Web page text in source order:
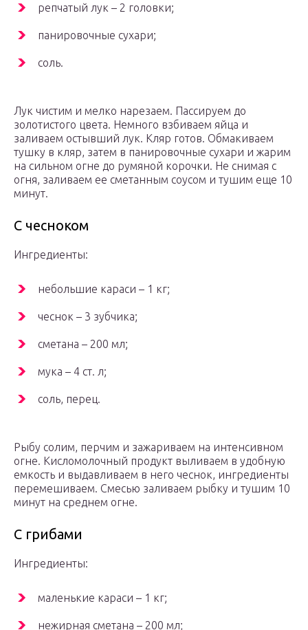
репчатый лук – 2 головки;
панировочные сухари;
соль.
Лук чистим и мелко нарезаем. Пассируем до
золотистого цвета. Немного взбиваем яйца и
заливаем остывший лук. Кляр готов. Обмакиваем
тушку в кляр, затем в панировочные сухари и жарим
на сильном огне до румяной корочки. Не снимая с
огня, заливаем ее сметанным соусом и тушим еще 10
минут.
С чесноком
Ингредиенты:
небольшие караси – 1 кг;
чеснок – 3 зубчика;
сметана – 200 мл;
мука – 4 ст. л;
соль, перец.
Рыбу солим, перчим и зажариваем на интенсивном
огне. Кисломолочный продукт выливаем в удобную
емкость и выдавливаем в него чеснок, ингредиенты
перемешиваем. Смесью заливаем рыбку и тушим 10
минут на среднем огне.
С грибами
Ингредиенты:
маленькие караси – 1 кг;
нежирная сметана – 200 мл;